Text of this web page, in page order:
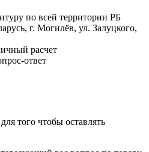
по всей территории РБ
г. Могилёв, ул. Залуцкого,
расчет
ответ
для того чтобы оставлять